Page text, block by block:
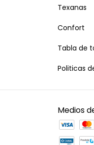
Texanas
Confort
Tabla de
Politicas
Medios